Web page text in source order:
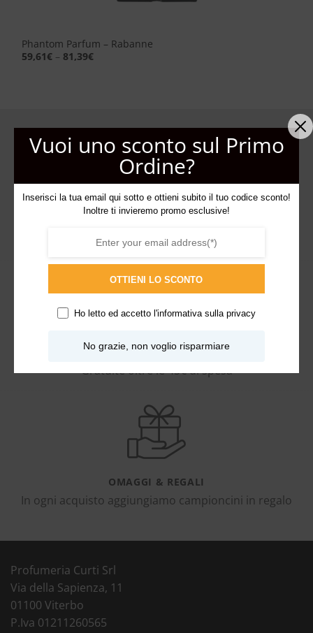
Phantom Parfum – Rabanne
59,61€ – 81,39€
Tanti metodi di pagamento tra cui scegliere
SPEDIZIONI RAPIDE
Gratuite oltre le 45€ di spesa
OMAGGI & REGALI
In ogni acquisto aggiungiamo campioncini in regalo
Profumeria Curti Srl
Via della Sapienza, 11
01100 Viterbo
P.Iva 01211260565
Vuoi uno sconto sul Primo
Ordine?
Inserisci la tua email qui sotto e ottieni subito il tuo codice sconto!
Inoltre ti invieremo promo esclusive!
OTTIENI LO SCONTO
Ho letto ed accetto l'informativa sulla privacy
No grazie, non voglio risparmiare